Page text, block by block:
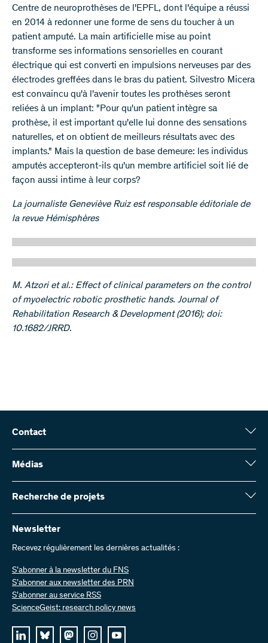
Centre de neuroprothèses de l'EPFL, dont l'équipe a réussi
en 2014 à redonner une forme de sens du toucher à un
patient amputé. La main artificielle mise au point
transforme ses informations sensorielles en courant
électrique qui est converti en impulsions nerveuses par des
électrodes greffées dans le bras du patient. Silvestro Micera
est convaincu qu'à l'avenir toutes les prothèses seront
reliées à un implant: "Pour qu'un patient intègre sa
prothèse, il est important qu'elle lui donne des sensations
naturelles, et on obtient de meilleurs résultats avec des
implants." Mais la question de base demeure: les individus
amputés accepteront-ils qu'un membre artificiel soit lié de
façon aussi intime à leur corps?
La journaliste Geneviève Ruiz est responsable éditoriale de
la revue Hémisphères
M. Atzori et al.: Effect of clinical parameters on the control
of myoelectric robotic prosthetic hands. Journal of
Rehabilitation Research & Development (2016); doi:
10.1682/JRRD.
Contact
Fonds national suisse (FNS)
Wildhainweg 3
Contactez-nous
Envoyer des factures
Travailler chez nous
Offres d’emploi
Médias
Service de presse
Rapport annuel
Recherche de projets
Vous trouverez ici des informations complètes sur les projets de
recherche et les subsides approuvés par le FNS :
Recherche de projets
Newsletter
Recevez régulièrement les dernières actualités :
S’abonner à la newsletter du FNS
S’abonner aux newsletter des PRN
S'abonner au service RSS
ScienceGeist: research policy news